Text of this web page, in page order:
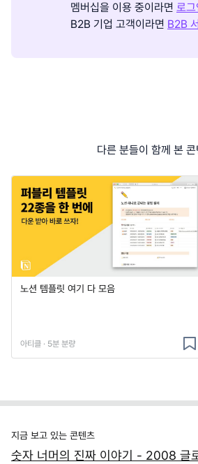
멤버십을 이용 중이라면 로그
B2B 기업 고객이라면 B2B
다른 분들이 함께 본
노션 템플릿 여기 다 모음
아티클 · 5분 분량
지금 보고 있는 콘텐츠
숫자 너머의 진짜 이야기 - 2008 글